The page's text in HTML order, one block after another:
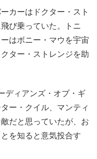
カーはドクター・スト
び乗っていた。トニ
はボニー・マウを宇宙
ター・ストレンジを助
ディアンズ・オブ・ギ
ー・クイル、マンティ
だと思っていたが、お
を知ると意気投合す